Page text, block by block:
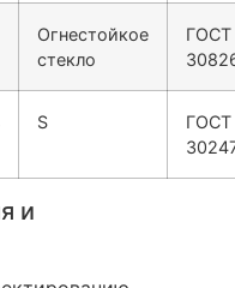
Огнестойкое
стекло
ГОСТ
S
ГОСТ
и